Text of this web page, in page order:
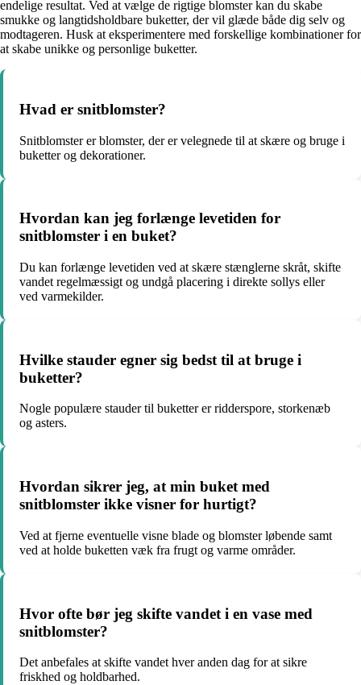
endelige resultat. Ved at vælge de rigtige blomster kan du skabe
smukke og langtidsholdbare buketter, der vil glæde både dig selv og
modtageren. Husk at eksperimentere med forskellige kombinationer for
at skabe unikke og personlige buketter.
Hvad er snitblomster?
Snitblomster er blomster, der er velegnede til at skære og bruge i
buketter og dekorationer.
Hvordan kan jeg forlænge levetiden for
snitblomster i en buket?
Du kan forlænge levetiden ved at skære stænglerne skråt, skifte
vandet regelmæssigt og undgå placering i direkte sollys eller
ved varmekilder.
Hvilke stauder egner sig bedst til at bruge i
buketter?
Nogle populære stauder til buketter er ridderspore, storkenæb
og asters.
Hvordan sikrer jeg, at min buket med
snitblomster ikke visner for hurtigt?
Ved at fjerne eventuelle visne blade og blomster løbende samt
ved at holde buketten væk fra frugt og varme områder.
Hvor ofte bør jeg skifte vandet i en vase med
snitblomster?
Det anbefales at skifte vandet hver anden dag for at sikre
friskhed og holdbarhed.